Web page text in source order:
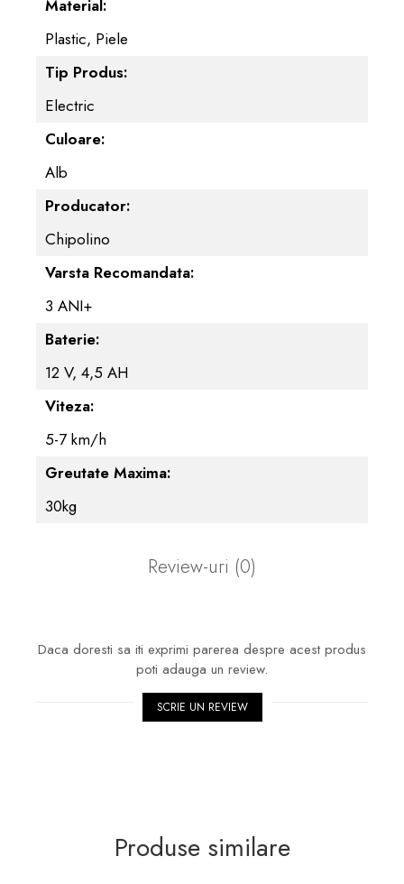
Material:
Plastic, Piele
Tip Produs:
Electric
Culoare:
Alb
Producator:
Chipolino
Varsta Recomandata:
3 ANI+
Baterie:
12 V, 4,5 AH
Viteza:
5-7 km/h
Greutate Maxima:
30kg
Review-uri (0)
Daca doresti sa iti exprimi parerea despre acest produs
poti adauga un review.
SCRIE UN REVIEW
Produse similare